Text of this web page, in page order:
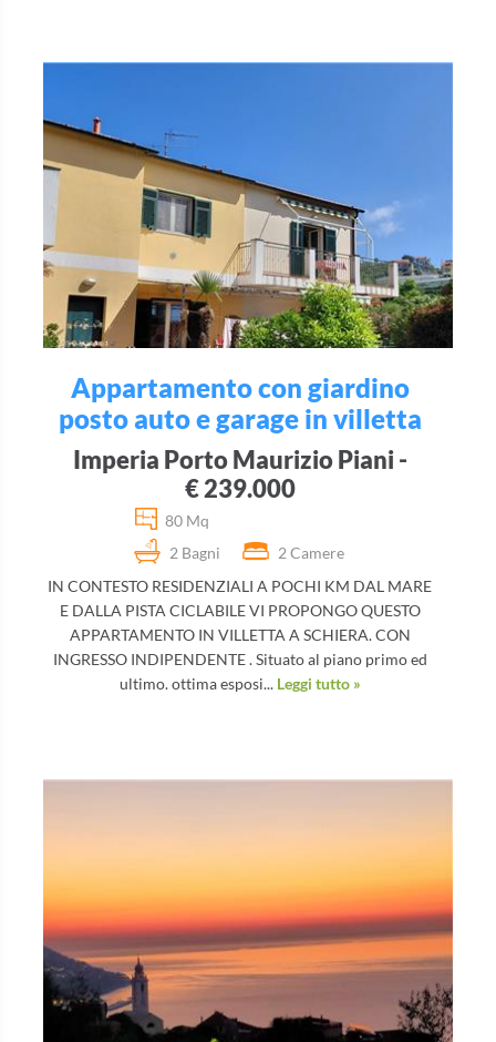
Appartamento con giardino
posto auto e garage in villetta
Imperia Porto Maurizio Piani -
€ 239.000
80 Mq
2 Bagni
2 Camere
IN CONTESTO RESIDENZIALI A POCHI KM DAL MARE
E DALLA PISTA CICLABILE VI PROPONGO QUESTO
APPARTAMENTO IN VILLETTA A SCHIERA. CON
INGRESSO INDIPENDENTE . Situato al piano primo ed
ultimo. ottima esposi... Leggi tutto »